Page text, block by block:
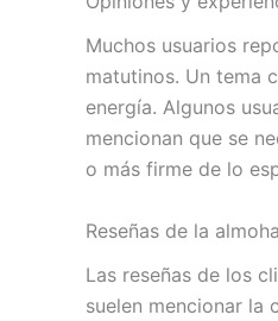
Muchos usuarios
matutinos. Un tema
energía. Algunos
mencionan que se
o más firme de lo
Reseñas de la
Las reseñas de los
suelen mencionar la